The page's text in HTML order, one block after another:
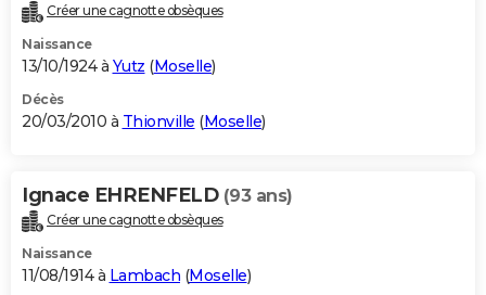
Créer une cagnotte obsèques
Naissance
13/10/1924 à Yutz (Moselle)
Décès
20/03/2010 à Thionville (Moselle)
Ignace EHRENFELD (93 ans)
Créer une cagnotte obsèques
Naissance
11/08/1914 à Lambach (Moselle)